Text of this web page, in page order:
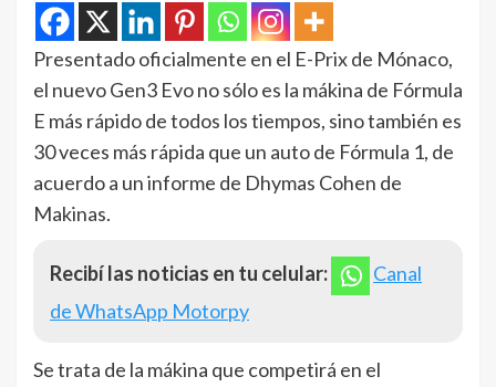
Presentado oficialmente en el E-Prix de Mónaco,
el nuevo Gen3 Evo no sólo es la mákina de Fórmula
E más rápido de todos los tiempos, sino también es
30 veces más rápida que un auto de Fórmula 1, de
acuerdo a un informe de Dhymas Cohen de
Makinas.
Recibí las noticias en tu celular:
Canal
de WhatsApp Motorpy
Se trata de la mákina que competirá en el